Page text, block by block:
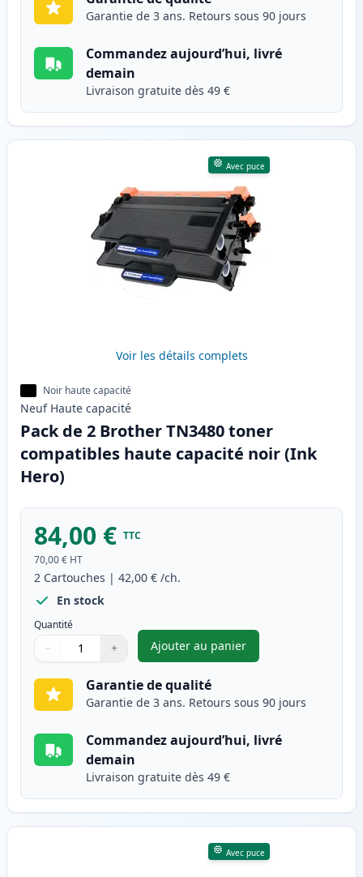
Garantie de 3 ans. Retours sous 90 jours
Commandez aujourd’hui, livré
demain
Livraison gratuite dès 49 €
Avec puce
Voir les détails complets
Noir haute capacité
Neuf Haute capacité
Pack de 2 Brother TN3480 toner
compatibles haute capacité noir (Ink
Hero)
84,00 € TTC
70,00 € HT
2 Cartouches | 42,00 € /ch.
En stock
Quantité
Quantité
Utilisez les boutons pour ajuster
− +
Quantité
Ajouter au panier
,Pack de 2 Brother TN3480
Garantie de qualité
Garantie de 3 ans. Retours sous 90 jours
Commandez aujourd’hui, livré
demain
Livraison gratuite dès 49 €
Avec puce